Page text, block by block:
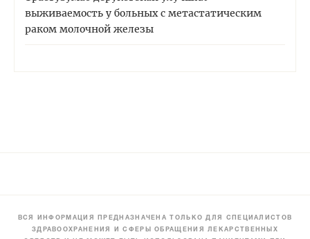
выживаемость у больных с метастатическим
раком молочной железы
ВСЯ ИНФОРМАЦИЯ ПРЕДНАЗНАЧЕНА ТОЛЬКО ДЛЯ СПЕЦИАЛИСТОВ
ЗДРАВООХРАНЕНИЯ И СФЕРЫ ОБРАЩЕНИЯ ЛЕКАРСТВЕННЫХ